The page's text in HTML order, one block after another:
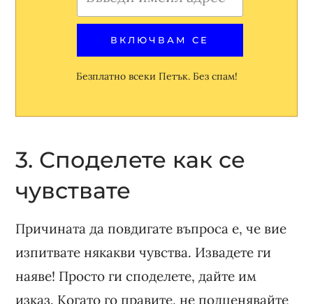
Безплатно всеки Петък. Без спам!
3. Споделете как се
чувствате
Причината да повдигате въпроса е, че вие
изпитвате някакви чувства. Извадете ги
наяве! Просто ги споделете, дайте им
изказ. Когато го правите, не подценявайте